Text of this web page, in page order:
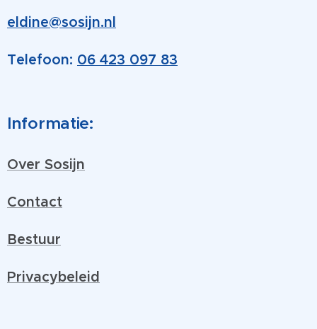
eldine@sosijn.nl
Telefoon: 06 423 097 83
Informatie:
Over Sosijn
Contact
Bestuur
Privacybeleid